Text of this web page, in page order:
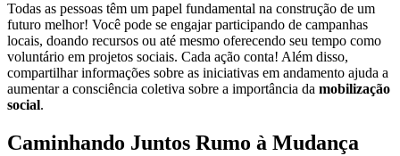
Todas as pessoas têm um papel fundamental na construção de um
futuro melhor! Você pode se engajar participando de campanhas
locais, doando recursos ou até mesmo oferecendo seu tempo como
voluntário em projetos sociais. Cada ação conta! Além disso,
compartilhar informações sobre as iniciativas em andamento ajuda a
aumentar a consciência coletiva sobre a importância da mobilização
social.
Caminhando Juntos Rumo à Mudança